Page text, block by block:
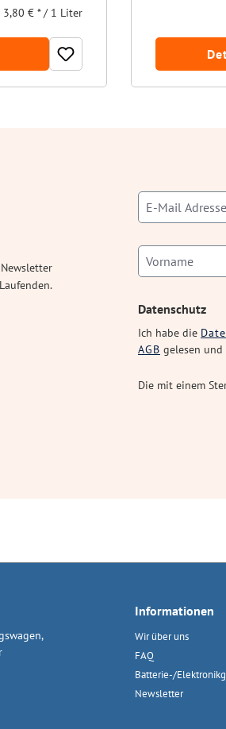
3,80 € * / 1 Liter
Datenschutz
Ich habe die
AGB gelesen
Die mit einem
Informationen
Wir über uns
FAQ
Batterie-/
Newsletter